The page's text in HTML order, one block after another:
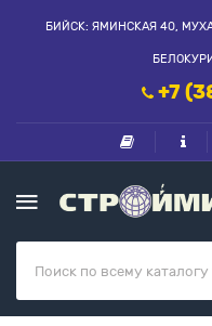
БИЙСК: ЯМИНСКАЯ 40,
+7